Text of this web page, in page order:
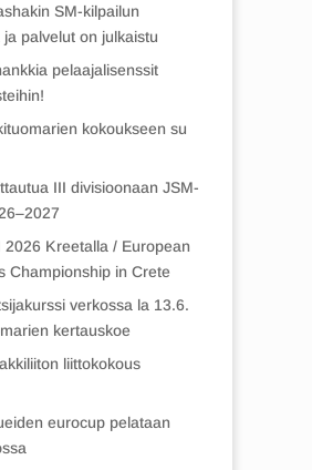
SM-kilpailun
ja palvelut on julkaistu
pelaajalisenssit
kokoukseen su
III divisioonaan JSM-
2026 Kreetalla / European
Championship in Crete
verkossa la 13.6.
kertauskoe
liittokokous
eurocup pelataan